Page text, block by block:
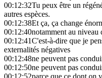
00:12:32Tu peux être un
autres espèces.
00:12:38Et ça, ça change
00:12:40notamment au niveau
00:12:41C'est-à-dire que je
externalités négatives
00:12:48ne peuvent pas
00:12:50ne peuvent pas